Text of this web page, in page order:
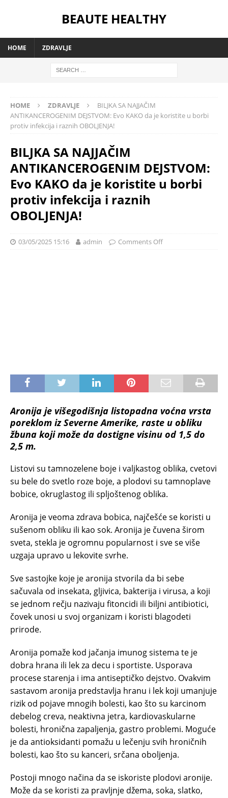
BEAUTE HEALTHY
HOME ZDRAVLJE
HOME ZDRAVLJE
BILJKA SA NAJJAČIM
ANTIKANCEROGENIM DEJSTVOM: Evo KAKO da je koristite u borbi
protiv infekcija i raznih OBOLJENJA!
BILJKA SA NAJJAČIM
ANTIKANCEROGENIM DEJSTVOM:
Evo KAKO da je koristite u borbi
protiv infekcija i raznih
OBOLJENJA!
03/05/2025 15:16 admin Comments Off
Aronija je višegodišnja listopadna voćna vrsta
poreklom iz Severne Amerike, raste u obliku
žbuna koji može da dostigne visinu od 1,5 do
2,5 m.
Listovi su tamnozelene boje i valjkastog oblika, cvetovi
su bele do svetlo roze boje, a plodovi su tamnoplave
bobice, okruglastog ili spljoštenog oblika.
Aronija je veoma zdrava bobica, najčešće se koristi u
sušenom obliku ili kao sok. Aronija je čuvena širom
sveta, stekla je ogromnu popularnost i sve se više
uzgaja upravo u lekovite svrhe.
Sve sastojke koje je aronija stvorila da bi sebe
sačuvala od insekata, gljivica, bakterija i virusa, a koji
se jednom rečju nazivaju fitoncidi ili biljni antibiotici,
čovek unosi u svoj organizam i koristi blagodeti
prirode.
Aronija pomaže kod jačanja imunog sistema te je
dobra hrana ili lek za decu i sportiste. Usporava
procese starenja i ima antiseptičko dejstvo. Ovakvim
sastavom aronija predstavlja hranu i lek koji umanjuje
rizik od pojave mnogih bolesti, kao što su karcinom
debelog creva, neaktivna jetra, kardiovaskularne
bolesti, hronična zapaljenja, gastro problemi. Moguće
je da antioksidanti pomažu u lečenju svih hroničnih
bolesti, kao što su kanceri, srčana oboljenja.
Postoji mnogo načina da se iskoriste plodovi aronije.
Može da se koristi za pravljnje džema, soka, slatko,